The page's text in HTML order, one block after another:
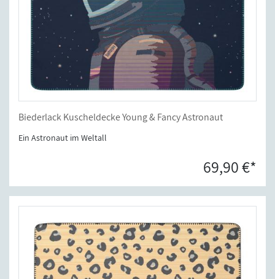
Biederlack Kuscheldecke Young & Fancy Astronaut
Ein Astronaut im Weltall
69,90 €*